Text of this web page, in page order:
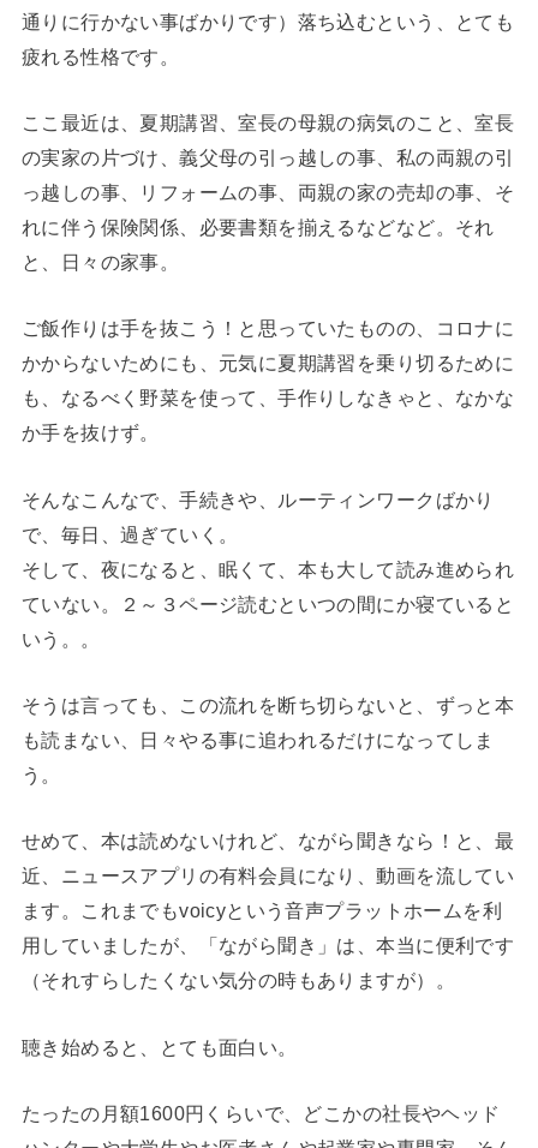
通りに行かない事ばかりです）落ち込むという、とても
疲れる性格です。
ここ最近は、夏期講習、室長の母親の病気のこと、室長
の実家の片づけ、義父母の引っ越しの事、私の両親の引
っ越しの事、リフォームの事、両親の家の売却の事、そ
れに伴う保険関係、必要書類を揃えるなどなど。それ
と、日々の家事。
ご飯作りは手を抜こう！と思っていたものの、コロナに
かからないためにも、元気に夏期講習を乗り切るために
も、なるべく野菜を使って、手作りしなきゃと、なかな
か手を抜けず。
そんなこんなで、手続きや、ルーティンワークばかり
で、毎日、過ぎていく。
そして、夜になると、眠くて、本も大して読み進められ
ていない。２～３ページ読むといつの間にか寝ていると
いう。。
そうは言っても、この流れを断ち切らないと、ずっと本
も読まない、日々やる事に追われるだけになってしま
う。
せめて、本は読めないけれど、ながら聞きなら！と、最
近、ニュースアプリの有料会員になり、動画を流してい
ます。これまでもvoicyという音声プラットホームを利
用していましたが、「ながら聞き」は、本当に便利です
（それすらしたくない気分の時もありますが）。
聴き始めると、とても面白い。
たったの月額1600円くらいで、どこかの社長やヘッド